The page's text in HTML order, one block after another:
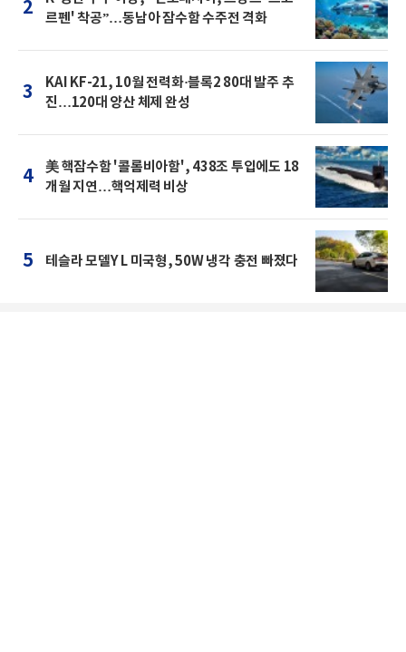
2
르펜' 착공”…동남아 잠수함 수주전 격화
3
KAI KF-21, 10월 전력화·블록2 80대 발주 추
진…120대 양산 체제 완성
4
美 핵잠수함 '콜롬비아함', 438조 투입에도 18
개월 지연…핵억제력 비상
5 테슬라 모델Y L 미국형, 50W 냉각 충전 빠졌다